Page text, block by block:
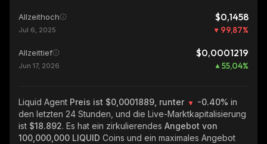
Allzeithoch $0,1458
Jul 6, 2025 99,87%
Allzeittief $0,0001219
Jun 17, 2026 55,04%
Liquid Agent Preis ist $0,0001889, runter -0.40% in
den letzten 24 Stunden, und die Live-Marktkapitalisierung
ist $18.892. Es hat ein zirkulierendes Angebot von
100,000,000 LIQUID Coins und ein maximales Angebot